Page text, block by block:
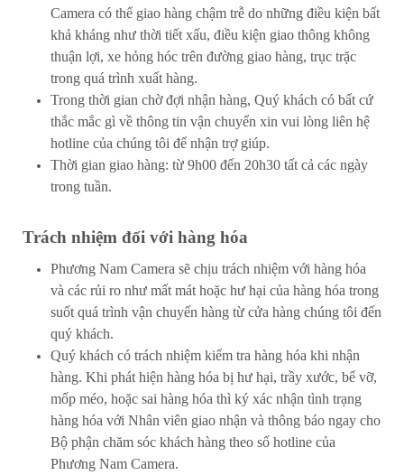
Camera có thể giao hàng chậm trễ do những điều kiện bất
khả kháng như thời tiết xấu, điều kiện giao thông không
thuận lợi, xe hỏng hóc trên đường giao hàng, trục trặc
trong quá trình xuất hàng.
Trong thời gian chờ đợi nhận hàng, Quý khách có bất cứ
thắc mắc gì về thông tin vận chuyển xin vui lòng liên hệ
hotline của chúng tôi để nhận trợ giúp.
Thời gian giao hàng: từ 9h00 đến 20h30 tất cả các ngày
trong tuần.
Trách nhiệm đối với hàng hóa
Phương Nam Camera sẽ chịu trách nhiệm với hàng hóa
và các rủi ro như mất mát hoặc hư hại của hàng hóa trong
suốt quá trình vận chuyển hàng từ cửa hàng chúng tôi đến
quý khách.
Quý khách có trách nhiệm kiểm tra hàng hóa khi nhận
hàng. Khi phát hiện hàng hóa bị hư hại, trầy xước, bể vỡ,
mốp méo, hoặc sai hàng hóa thì ký xác nhận tình trạng
hàng hóa với Nhân viên giao nhận và thông báo ngay cho
Bộ phận chăm sóc khách hàng theo số hotline của
Phương Nam Camera.